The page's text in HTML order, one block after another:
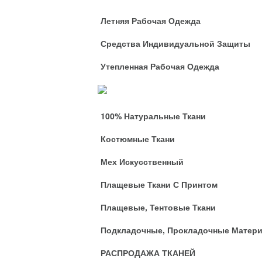
Летняя Рабочая Одежда
Средства Индивидуальной Защиты
Утепленная Рабочая Одежда
100% Натуральные Ткани
Костюмные Ткани
Мех Искусственный
Плащевые Ткани С Принтом
Плащевые, Тентовые Ткани
Подкладочные, Прокладочные
РАСПРОДАЖА ТКАНЕЙ